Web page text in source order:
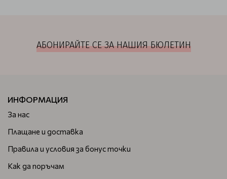
АБОНИРАЙТЕ СЕ ЗА НАШИЯ БЮЛЕТИН
ИНФОРМАЦИЯ
За нас
Плащане и доставка
Правила и условия за бонус точки
Как да поръчам